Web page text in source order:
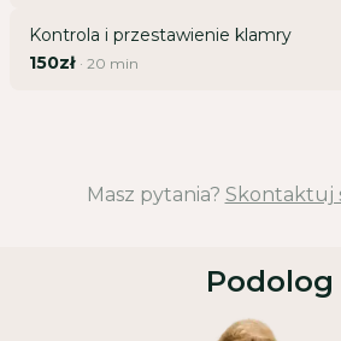
Kontrola i przestawienie klamry
150zł · 20 min
Masz pytania? Skontaktuj
Podolog